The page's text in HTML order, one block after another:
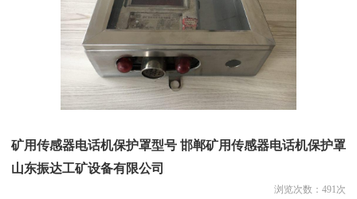
矿用传感器电话机保护罩型号 邯郸矿用传感器电话机保护罩
山东振达工矿设备有限公司
浏览次数： 491 次